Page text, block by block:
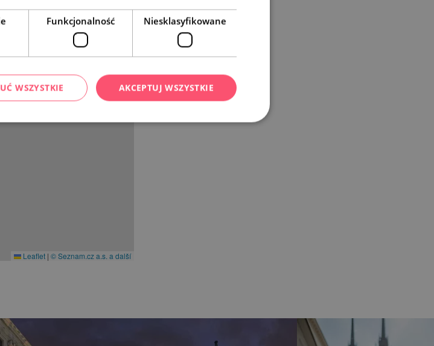
Leaflet | © Seznam.cz a.s. a další
Funkcjonalność Niesklasyfikowane
AKCEPTUJ WSZYSTKIE
WSZYSTKIE